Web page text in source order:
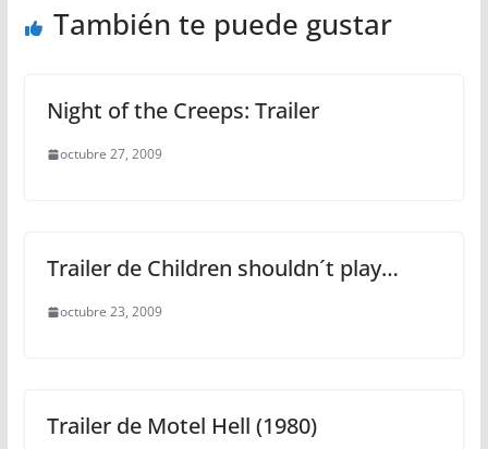
También te puede gustar
Night of the Creeps: Trailer
octubre 27, 2009
Trailer de Children shouldn´t play…
octubre 23, 2009
Trailer de Motel Hell (1980)